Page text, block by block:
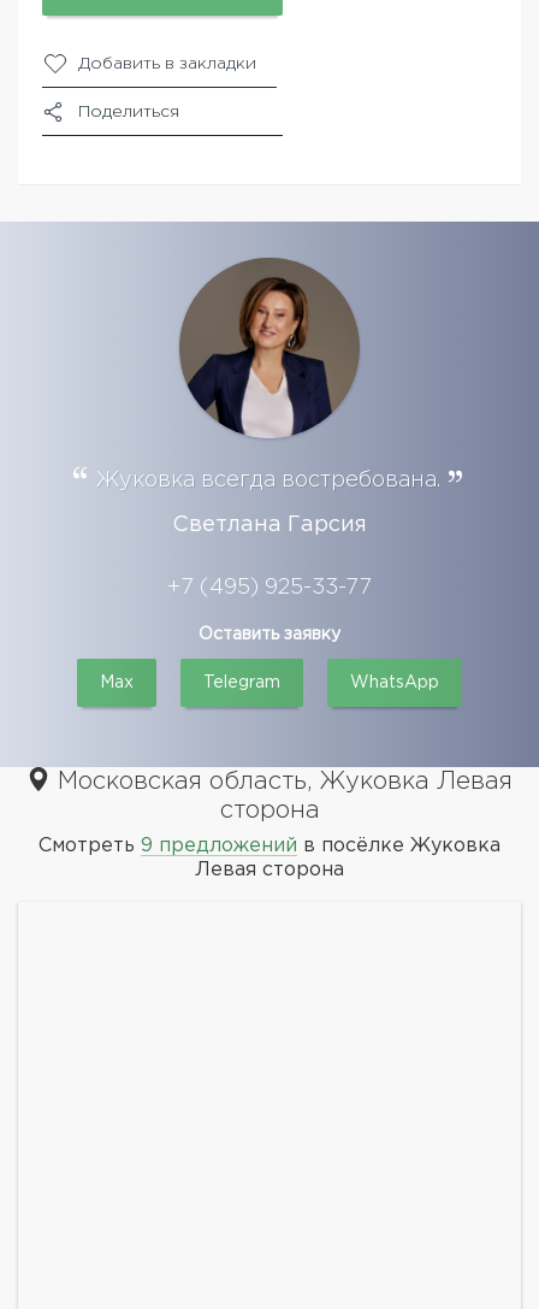
Добавить в закладки
Поделиться
Жуковка всегда востребована.
Светлана Гарсия
+7 (495) 925-33-77
Оставить заявку
Max Telegram WhatsApp
Московская область, Жуковка Левая
сторона
Смотреть 9 предложений в посёлке Жуковка
Левая сторона